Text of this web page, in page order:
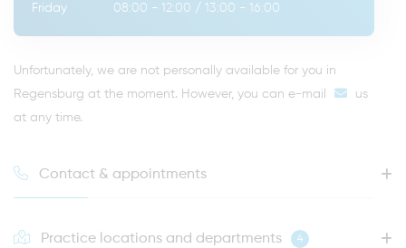
Friday
08:00 - 12:00 / 13:00 - 16:00
Unfortunately, we are not personally available for you in
Regensburg at the moment. However, you can e-mail
us
at any time.
Contact & appointments
Practice locations and departments 4